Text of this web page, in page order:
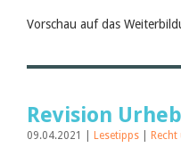
Vorschau auf das
Revision
09.04.2021 | Lesetipps